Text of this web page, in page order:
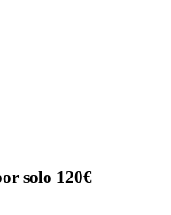
solo 120€